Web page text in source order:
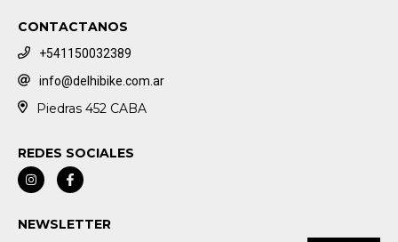
CONTACTANOS
+541150032389
info@delhibike.com.ar
Piedras 452 CABA
REDES SOCIALES
NEWSLETTER